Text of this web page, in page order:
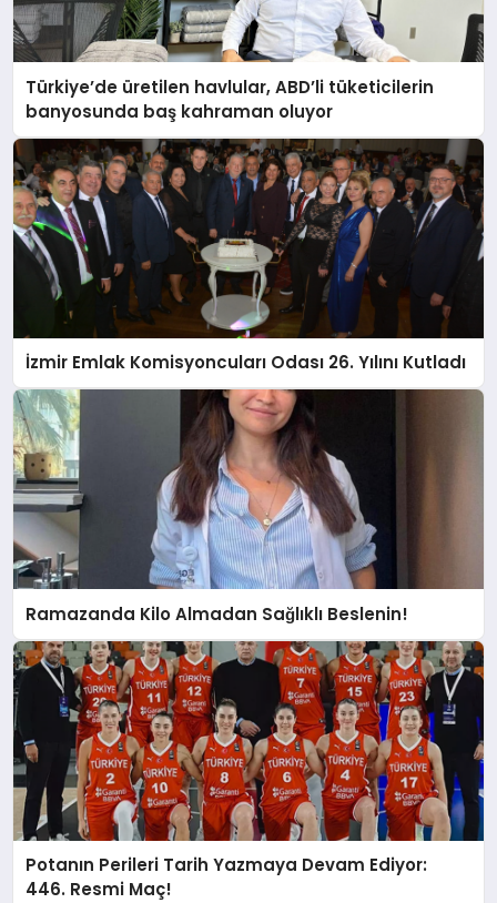
Türkiye’de üretilen havlular, ABD’li tüketicilerin
banyosunda baş kahraman oluyor
İzmir Emlak Komisyoncuları Odası 26. Yılını Kutladı
Ramazanda Kilo Almadan Sağlıklı Beslenin!
Potanın Perileri Tarih Yazmaya Devam Ediyor:
446. Resmi Maç!